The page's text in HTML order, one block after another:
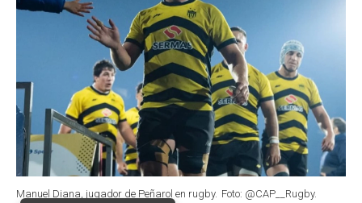
Manuel Diana, jugador de Peñarol en rugby. Foto: @CAP__Rugby.